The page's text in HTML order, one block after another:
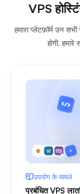
VPS
हमारा प्लेटफ़ॉर्म उन
होगी,
उपयोग के मामले
प्रबंधित VPS